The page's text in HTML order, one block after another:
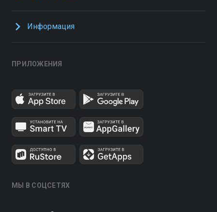
Информация
ПРИЛОЖЕНИЯ
МЫ В СОЦСЕТЯХ